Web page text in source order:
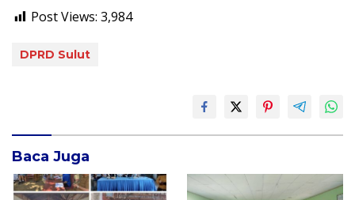
Post Views: 3,984
DPRD Sulut
Baca Juga